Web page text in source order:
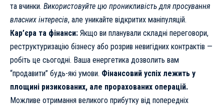
та вчинки. Використовуйте цю проникливість для просування
власних інтересів, але уникайте відкритих маніпуляцій.
Кар’єра та фінанси: Якщо ви планували складні переговори,
реструктуризацію бізнесу або розрив невигідних контрактів —
робіть це сьогодні. Ваша енергетика дозволить вам
“продавити” будь-які умови. Фінансовий успіх лежить у
площині ризикованих, але прорахованих операцій.
Можливе отримання великого прибутку від попередніх